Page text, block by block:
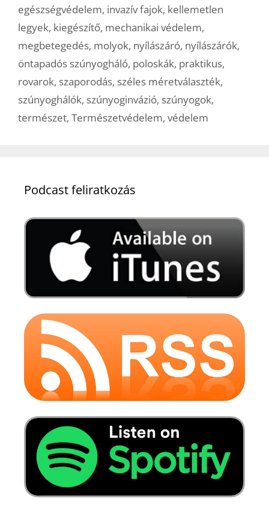
egészségvédelem, invazív fajok, kellemetlen
legyek, kiegészítő, mechanikai védelem,
megbetegedés, molyok, nyílászáró, nyílászárók,
öntapadós szúnyogháló, poloskák, praktikus,
rovarok, szaporodás, széles méretválaszték,
szúnyoghálók, szúnyoginvázió, szúnyogok,
természet, Természetvédelem, védelem
Podcast feliratkozás